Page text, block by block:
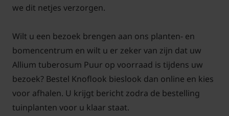
Tuinplantenwinkel.nl is voor de verkoop van deze
biologisch geteelde kruidenplanten
gecertificeerd door SKAL onder SKAL-nummer
110920:
we dit netjes verzorgen.
Wilt u een bezoek brengen aan ons planten- en
bomencentrum en wilt u er zeker van zijn dat uw
Allium tuberosum Puur op voorraad is tijdens uw
bezoek? Bestel Knoflook bieslook dan online en kies
voor afhalen. U krijgt bericht zodra de bestelling
tuinplanten voor u klaar staat.